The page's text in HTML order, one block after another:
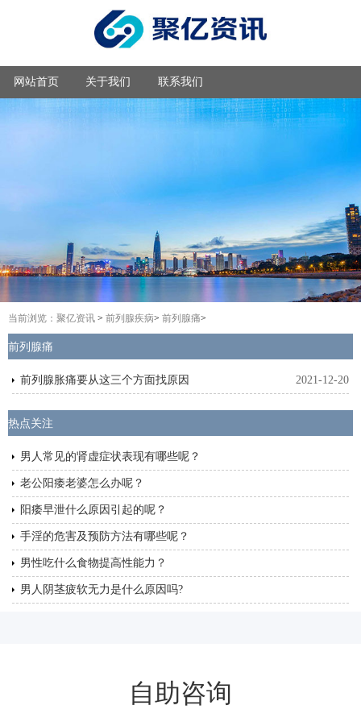
网站首页 关于我们 联系我们
当前浏览： 聚亿资讯 > 前列腺疾病> 前列腺痛>
前列腺痛
前列腺胀痛要从这三个方面找原因 2021-12-20
热点关注
男人常见的肾虚症状表现有哪些呢？
老公阳痿老婆怎么办呢？
阳痿早泄什么原因引起的呢？
手淫的危害及预防方法有哪些呢？
男性吃什么食物提高性能力？
男人阴茎疲软无力是什么原因吗?
自助咨询